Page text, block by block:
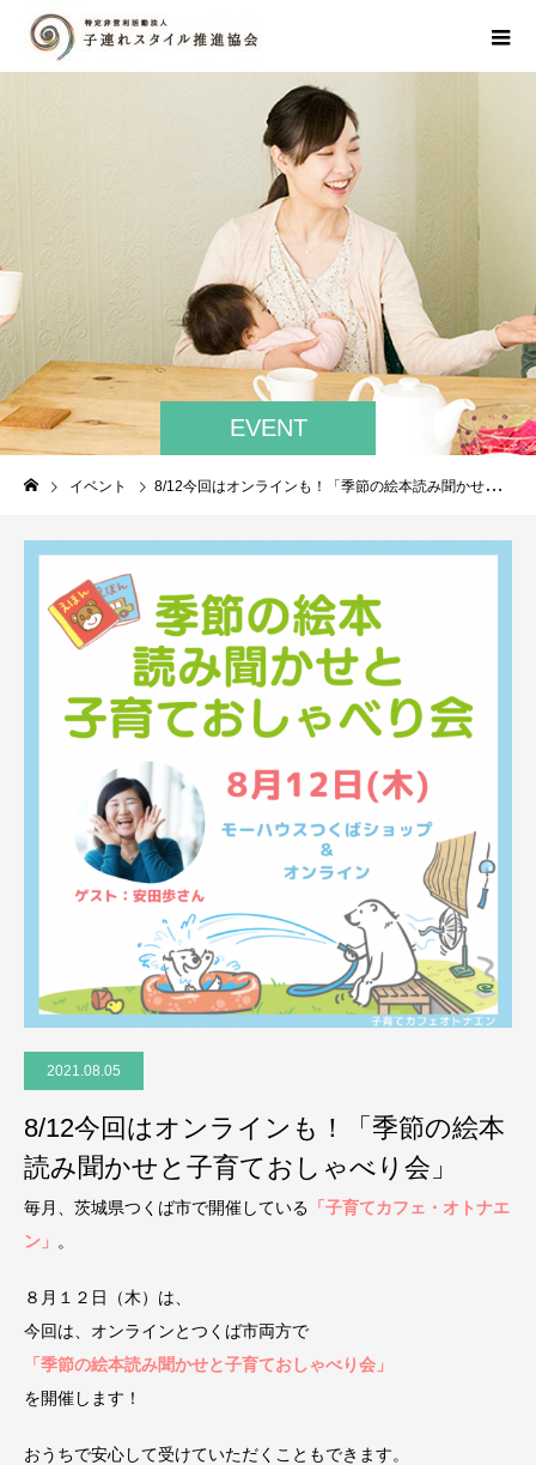
EVENT
イベント 8/12今回はオンラインも！「季節の絵本読み聞かせと子育ておしゃべり会」
2021.08.05
8/12今回はオンラインも！「季節の絵本
読み聞かせと子育ておしゃべり会」
毎月、茨城県つくば市で開催している 「子育てカフェ・オトナエ
ン」 。
８月１２日（木）は、
今回は、オンラインとつくば市両方で
「季節の絵本読み聞かせと子育ておしゃべり会」
を開催します！
おうちで安心して受けていただくこともできます。